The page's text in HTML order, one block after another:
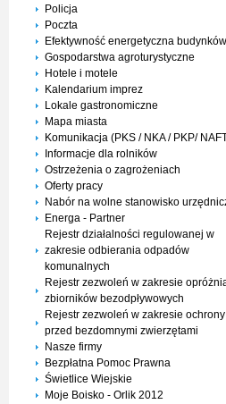
Policja
Poczta
Efektywność energetyczna budynków
Gospodarstwa agroturystyczne
Hotele i motele
Kalendarium imprez
Lokale gastronomiczne
Mapa miasta
Komunikacja (PKS / NKA / PKP/
Informacje dla rolników
Ostrzeżenia o zagrożeniach
Oferty pracy
Nabór na wolne stanowisko
Energa - Partner
Rejestr działalności regulowanej w
zakresie odbierania odpadów
komunalnych
Rejestr zezwoleń w zakresie
zbiorników bezodpływowych
Rejestr zezwoleń w zakresie ochrony
przed bezdomnymi zwierzętami
Nasze firmy
Bezpłatna Pomoc Prawna
Świetlice Wiejskie
Moje Boisko - Orlik 2012